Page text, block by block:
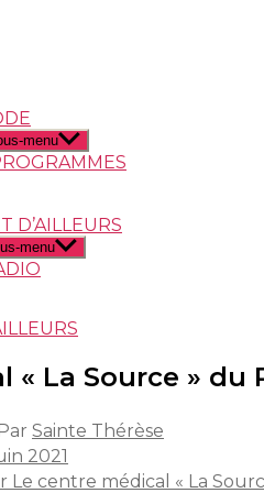
menu
D’AILLEURS
menu
« La Source »
Sainte Thérèse
2021
Le centre médical « La